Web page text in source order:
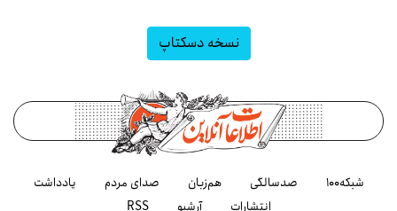
نسخه دسکتاپ
شبکه۱۰۰ صدسالگی هم‌زبان صدای مردم
یادداشت
انتشارات
آرشیو RSS